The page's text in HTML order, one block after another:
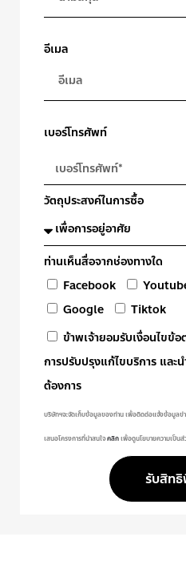
อีเมล
เบอร์โทรศัพท์
วัตถุประสงค์ในการซื้อ
ท่านเห็นสื่อจากช่องทางใด
Facebook
Google
Tiktok
ข้าพเจ้ายอมรับเงื่อนไขข้
การปรับปรุงแก้ไขบริการ และ
ต้องการ
บริษัทฯจะจัดเก็บข้อมูลของท่าน เพื่อติดต่อแจ้งข้อมูลข่
เสนอโครงการที่น่าสนใจคลิกเพื่อดูนโยบายความเป็น
รับสิท